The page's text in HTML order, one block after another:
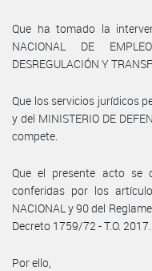
Que ha tomado la
NACIONAL DE
DESREGULACIÓN Y
Que los servicios jurídicos
y del MINISTERIO DE
compete.
Que el presente acto se
conferidas por los
NACIONAL y 90 del
Decreto 1759/72 - T.O. 2017.
Por ello,